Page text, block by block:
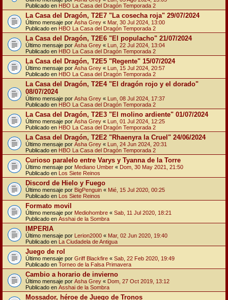
Publicado en HBO La Casa del Dragón Temporada 2
La Casa del Dragón, T2E7 "La cosecha roja" 29/07/2024
Último mensaje por Asha Grey « Mar, 30 Jul 2024, 13:00
Publicado en HBO La Casa del Dragón Temporada 2
La Casa del Dragón, T2E6 "El populacho" 21/07/2024
Último mensaje por Asha Grey « Lun, 22 Jul 2024, 13:04
Publicado en HBO La Casa del Dragón Temporada 2
La Casa del Dragón, T2E5 "Regente" 15/07/2024
Último mensaje por Asha Grey « Lun, 15 Jul 2024, 20:57
Publicado en HBO La Casa del Dragón Temporada 2
La Casa del Dragón, T2E4 "El dragón rojo y el dorado"
08/07/2024
Último mensaje por Asha Grey « Lun, 08 Jul 2024, 17:37
Publicado en HBO La Casa del Dragón Temporada 2
La Casa del Dragón, T2E3 "El molino ardiente" 01/07/2024
Último mensaje por Asha Grey « Lun, 01 Jul 2024, 12:25
Publicado en HBO La Casa del Dragón Temporada 2
La Casa del Dragón, T2E2 "Rhaenyra la Cruel" 24/06/2024
Último mensaje por Asha Grey « Lun, 24 Jun 2024, 20:31
Publicado en HBO La Casa del Dragón Temporada 2
Curioso paralelo entre Varys y Tyanna de la Torre
Último mensaje por Mediano Umber « Dom, 30 May 2021, 21:50
Publicado en Los Siete Reinos
Discord de Hielo y Fuego
Último mensaje por BigPenguin « Mié, 15 Jul 2020, 00:25
Publicado en Los Siete Reinos
Formato movil
Último mensaje por Mediohombre « Sab, 11 Jul 2020, 18:21
Publicado en Asshai de la Sombra
IMPERIA
Último mensaje por Lerion2000 « Mar, 02 Jun 2020, 19:40
Publicado en La Ciudadela de Antigua
Juego de rol
Último mensaje por Griff Blackfire « Sab, 22 Feb 2020, 19:49
Publicado en Torneo de la Falsa Primavera
Cambio a horario de invierno
Último mensaje por Asha Grey « Dom, 27 Oct 2019, 13:12
Publicado en Asshai de la Sombra
Mossador, héroe de Juego de Tronos